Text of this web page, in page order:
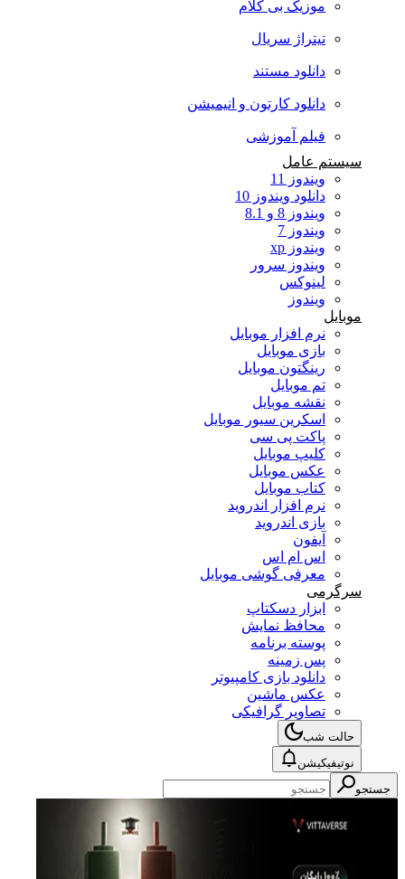
موزیک بی کلام
تیتراژ سریال
دانلود مستند
دانلود کارتون و انیمیشن
فیلم آموزشی
سیستم عامل
ویندوز 11
دانلود ویندوز 10
ویندوز 8 و 8.1
ویندوز 7
ویندوز xp
ویندوز سرور
لینوکس
ویندوز
موبایل
نرم افزار موبایل
بازی موبایل
رینگتون موبایل
تم موبایل
نقشه موبایل
اسکرین سیور موبایل
پاکت پی سی
کلیپ موبایل
عکس موبایل
کتاب موبایل
نرم افزار اندروید
بازی اندروید
آیفون
اس ام اس
معرفی گوشی موبایل
سرگرمی
ابزار دسکتاپ
محافظ نمایش
پوسته برنامه
پس زمینه
دانلود بازی کامپیوتر
عکس ماشین
تصاویر گرافیکی
حالت شب
نوتیفیکیشن
جستجو